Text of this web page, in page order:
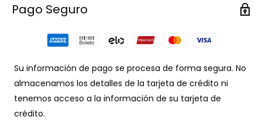
Pago Seguro
Su información de pago se procesa de forma segura. No
almacenamos los detalles de la tarjeta de crédito ni
tenemos acceso a la información de su tarjeta de
crédito.